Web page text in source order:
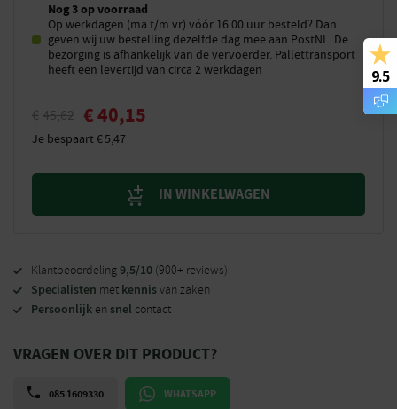
Nog 3 op voorraad
Op werkdagen (ma t/m vr) vóór 16.00 uur besteld? Dan
geven wij uw bestelling dezelfde dag mee aan PostNL. De
bezorging is afhankelijk van de vervoerder. Pallettransport
heeft een levertijd van circa 2 werkdagen
€ 45,62 €40,15
Je bespaart€5,47
IN WINKELWAGEN
Klantbeoordeling9,5/10 (900+ reviews)
Specialisten met kennisvan zaken
Persoonlijk en snel contact
VRAGEN OVER DIT PRODUCT?
085 1609330 WHATSAPP
9.5